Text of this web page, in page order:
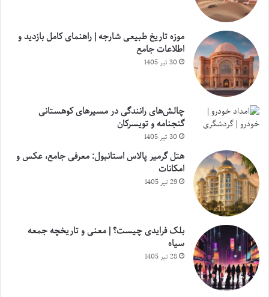
موزه تاریخ طبیعی شارجه | راهنمای کامل بازدید و
اطلاعات جامع
30 تیر 1405
چالش‌های رانندگی در مسیرهای کوهستانی
گنجنامه و تویسرکان
30 تیر 1405
هتل گرمیر پالاس استانبول: معرفی جامع، عکس و
امکانات
29 تیر 1405
بلک فرایدی چیست؟ | معنی و تاریخچه جمعه
سیاه
28 تیر 1405